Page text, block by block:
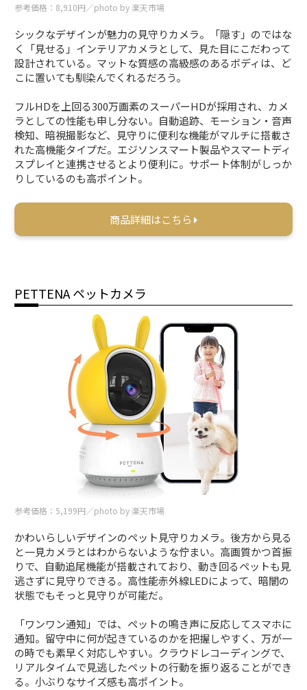
参考価格：8,910円／photo by 楽天市場
シックなデザインが魅力の見守りカメラ。「隠す」のではな
く「見せる」インテリアカメラとして、見た目にこだわって
設計されている。マットな質感の高級感のあるボディは、ど
こに置いても馴染んでくれるだろう。
フルHDを上回る300万画素のスーパーHDが採用され、カメ
ラとしての性能も申し分ない。自動追跡、モーション・音声
検知、暗視撮影など、見守りに便利な機能がマルチに搭載さ
れた高機能タイプだ。エジソンスマート製品やスマートディ
スプレイと連携させるとより便利に。サポート体制がしっか
りしているのも高ポイント。
商品詳細はこちら
PETTENA ペットカメラ
参考価格：5,199円／photo by 楽天市場
かわいらしいデザインのペット見守りカメラ。後方から見る
と一見カメラとはわからないような佇まい。高画質かつ首振
りで、自動追尾機能が搭載されており、動き回るペットも見
逃さずに見守りできる。高性能赤外線LEDによって、暗闇の
状態でもそっと見守りが可能だ。
「ワンワン通知」では、ペットの鳴き声に反応してスマホに
通知。留守中に何が起きているのかを把握しやすく、万が一
の時でも素早く対応しやすい。クラウドレコーディングで、
リアルタイムで見逃したペットの行動を振り返ることができ
る。小ぶりなサイズ感も高ポイント。